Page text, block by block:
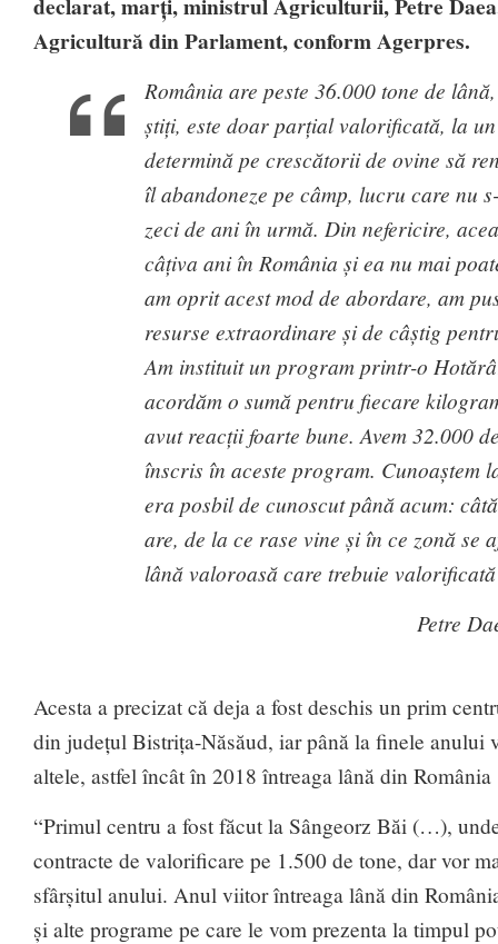
Agricultură din Parlament, conform Agerpres.
România are peste 36.000 tone de
știți, este doar parțial valorificată, la
determină pe crescătorii de ovine să
îl abandoneze pe câmp, lucru care nu
zeci de ani în urmă. Din nefericire,
câțiva ani în România și ea nu mai
am oprit acest mod de abordare, am
resurse extraordinare și de câștig
Am instituit un program printr-o
acordăm o sumă pentru fiecare
avut reacții foarte bune. Avem 32.000
înscris în aceste program. Cunoaștem
era posbil de cunoscut până acum:
are, de la ce rase vine și în ce zonă se
lână valoroasă care trebuie
Petre
Acesta a precizat că deja a fost deschis un prim
din județul Bistrița-Năsăud, iar până la finele anului
altele, astfel încât în 2018 întreaga lână din
“Primul centru a fost făcut la Sângeorz Băi (…),
contracte de valorificare pe 1.500 de tone, dar vor
sfârșitul anului. Anul viitor întreaga lână din
și alte programe pe care le vom prezenta la timpul